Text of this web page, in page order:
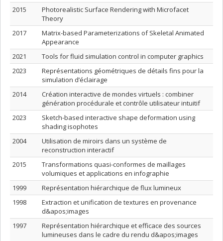
2015
Photorealistic Surface Rendering with Microfacet
Theory
2017
Matrix-based Parameterizations of Skeletal Animated
Appearance
2021
Tools for fluid simulation control in computer graphics
2023
Représentations géométriques de détails fins pour la
simulation d’éclairage
2014
Création interactive de mondes virtuels : combiner
génération procédurale et contrôle utilisateur intuitif
2023
Sketch-based interactive shape deformation using
shading isophotes
2004
Utilisation de miroirs dans un système de
reconstruction interactif
2015
Transformations quasi-conformes de maillages
volumiques et applications en infographie
1999
Représentation hiérarchique de flux lumineux
1998
Extraction et unification de textures en provenance
d&apos;images
1997
Représentation hiérarchique et efficace des sources
lumineuses dans le cadre du rendu d&apos;images